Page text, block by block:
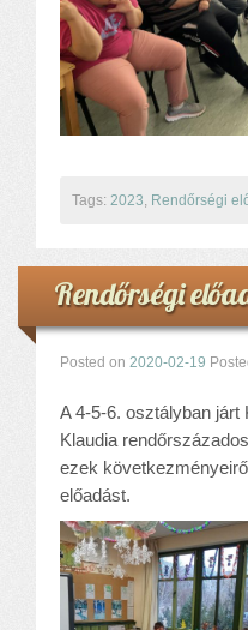
Tags: 2023, Rendőrségi
Rendőrségi
Posted on 2020-02-19
A 4-5-6. osztályban
Klaudia
ezek
előadást.